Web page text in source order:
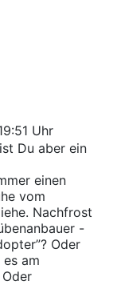
Uhr
Du aber ein
einen
vom
Nachfrost
-
Oder
am